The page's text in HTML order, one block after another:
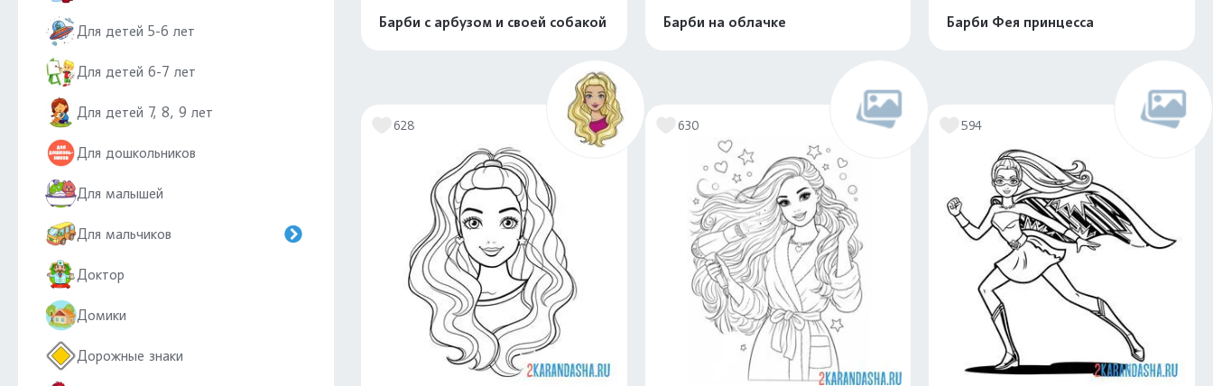
Для детей 5-6 лет
Для детей 6-7 лет
Для детей 7, 8, 9 лет
Для дошкольников
Для малышей
Для мальчиков
Доктор
Домики
Дорожные знаки
Барби с арбузом и своей собакой Барби на облачке Барби Фея принцесса
628 630 594